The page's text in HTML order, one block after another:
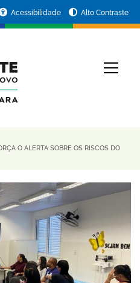
Acessibilidade Alto Contraste
O ALERTA SOBRE OS RISCOS DO